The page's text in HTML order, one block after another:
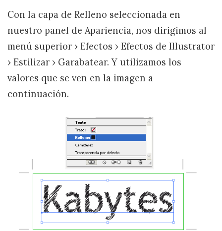
Con la capa de Relleno seleccionada en
nuestro panel de Apariencia, nos dirigimos al
menú superior › Efectos › Efectos de Illustrator
› Estilizar › Garabatear. Y utilizamos los
valores que se ven en la imagen a
continuación.